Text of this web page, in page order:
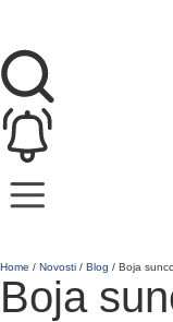
Home / Novosti / Blog / Boja
Boja